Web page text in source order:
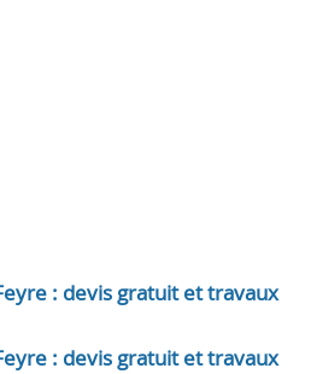
: devis gratuit et travaux
: devis gratuit et travaux